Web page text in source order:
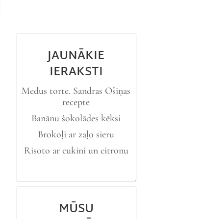
JAUNĀKIE
IERAKSTI
Medus torte. Sandras Ošiņas
recepte
Banānu šokolādes kēksi
Brokoļi ar zaļo sieru
Risoto ar cukini un citronu
MŪSU